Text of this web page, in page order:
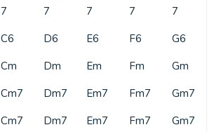
7
7
7
7
7
C6 D6 E6 F6
G6
Cm Dm Em Fm
Gm
Cm7 Dm7 Em7 Fm7
Gm7
Cm7
Dm7
Em7
Fm7
Gm7